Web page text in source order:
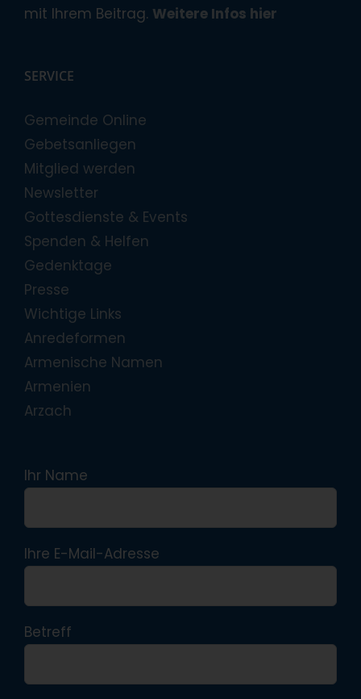
mit Ihrem Beitrag. Weitere Infos hier
SERVICE
Gemeinde Online
Gebetsanliegen
Mitglied werden
Newsletter
Gottesdienste & Events
Spenden & Helfen
Gedenktage
Presse
Wichtige Links
Anredeformen
Armenische Namen
Armenien
Arzach
Ihr Name
Ihre E-Mail-Adresse
Betreff